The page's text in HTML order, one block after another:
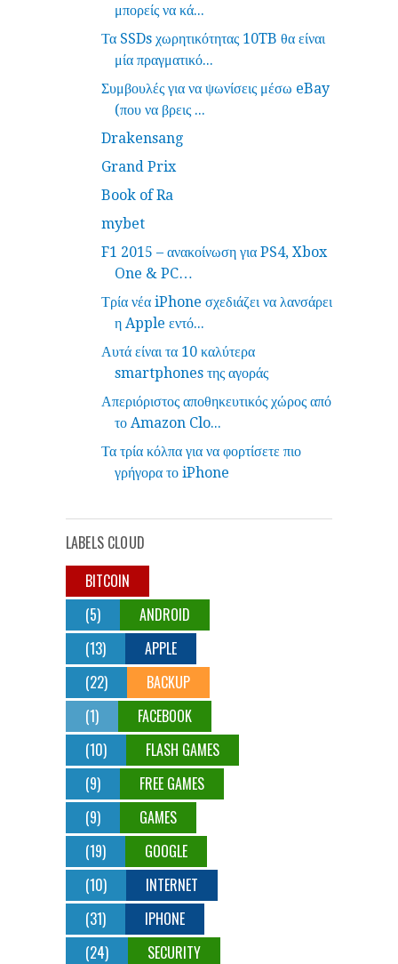
μπορείς να κά...
Τα SSDs χωρητικότητας 10TB θα είναι
μία πραγματικό...
Συμβουλές για να ψωνίσεις μέσω eBay
(που να βρεις ...
Drakensang
Grand Prix
Book of Ra
mybet
F1 2015 – ανακοίνωση για PS4, Xbox
One & PC…
Τρία νέα iPhone σχεδιάζει να λανσάρει
η Apple εντό...
Αυτά είναι τα 10 καλύτερα
smartphones της αγοράς
Απεριόριστος αποθηκευτικός χώρος από
το Amazon Clo...
Τα τρία κόλπα για να φορτίσετε πιο
γρήγορα το iPhone
LABELS CLOUD
BITCOIN
(5)
ANDROID
(13)
APPLE
(22)
BACKUP
(1)
FACEBOOK
(10)
FLASH GAMES
(9)
FREE GAMES
(9)
GAMES
(19)
GOOGLE
(10)
INTERNET
(31)
IPHONE
(24)
SECURITY